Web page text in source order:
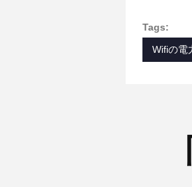
Tags:
Wifiの電